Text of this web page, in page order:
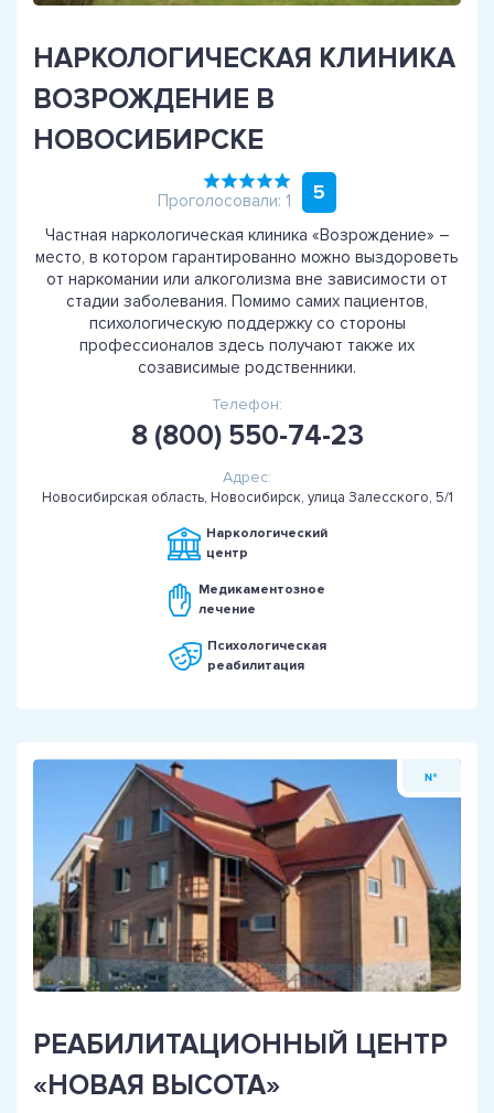
НАРКОЛОГИЧЕСКАЯ КЛИНИКА
ВОЗРОЖДЕНИЕ В
НОВОСИБИРСКЕ
Проголосовали: 1 5
Частная наркологическая клиника «Возрождение» –
место, в котором гарантированно можно выздороветь
от наркомании или алкоголизма вне зависимости от
стадии заболевания. Помимо самих пациентов,
психологическую поддержку со стороны
профессионалов здесь получают также их
созависимые родственники.
Телефон:
8 (800) 550-74-23
Адрес:
Новосибирская область, Новосибирск, улица Залесского, 5/1
Наркологический
центр
Медикаментозное
лечение
Психологическая
реабилитация
№
РЕАБИЛИТАЦИОННЫЙ ЦЕНТР
«НОВАЯ ВЫСОТА»